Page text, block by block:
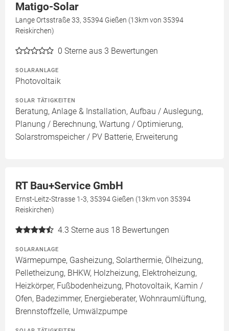
Matigo-Solar
Lange Ortsstraße 33, 35394 Gießen (13km von 35394
Reiskirchen)
0 Sterne aus 3 Bewertungen
SOLARANLAGE
Photovoltaik
SOLAR TÄTIGKEITEN
Beratung, Anlage & Installation, Aufbau / Auslegung,
Planung / Berechnung, Wartung / Optimierung,
Solarstromspeicher / PV Batterie, Erweiterung
RT Bau+Service GmbH
Ernst-Leitz-Strasse 1-3, 35394 Gießen (13km von 35394
Reiskirchen)
4.3 Sterne aus 18 Bewertungen
SOLARANLAGE
Wärmepumpe, Gasheizung, Solarthermie, Ölheizung,
Pelletheizung, BHKW, Holzheizung, Elektroheizung,
Heizkörper, Fußbodenheizung, Photovoltaik, Kamin /
Ofen, Badezimmer, Energieberater, Wohnraumlüftung,
Brennstoffzelle, Umwälzpumpe